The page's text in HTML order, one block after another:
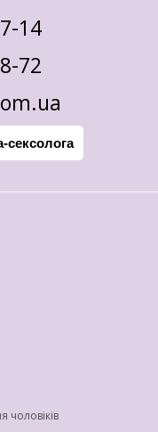
14
72
сексолога
чоловіків